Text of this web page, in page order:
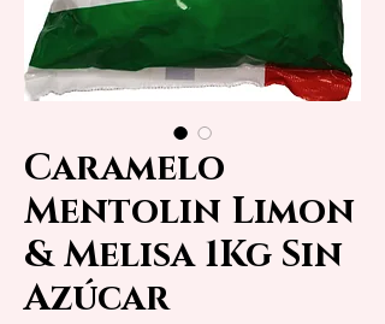
Caramelo
Mentolin Limon
& Melisa 1Kg Sin
Azúcar